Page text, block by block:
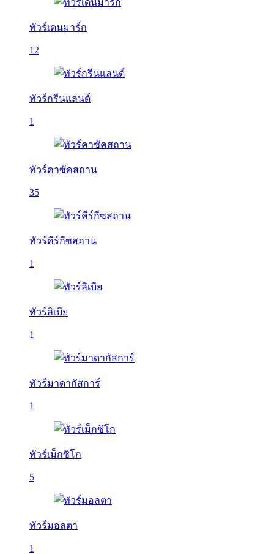
ทัวร์เดนมาร์ก
12
ทัวร์กรีนแลนด์
1
ทัวร์คาซัคสถาน
35
ทัวร์คีร์กีซสถาน
1
ทัวร์ลิเบีย
1
ทัวร์มาดากัสการ์
1
ทัวร์เม็กซิโก
5
ทัวร์มอลตา
1